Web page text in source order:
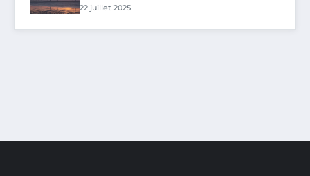
22 juillet 2025